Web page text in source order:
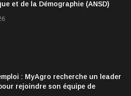
et de la Démographie (ANSD)
: MyAgro recherche un leader
rejoindre son équipe de